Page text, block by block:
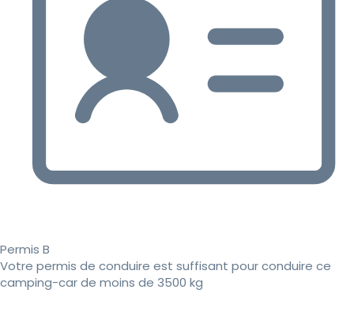
Permis B
Votre permis de conduire est suffisant pour conduire ce
camping-car de moins de 3500 kg